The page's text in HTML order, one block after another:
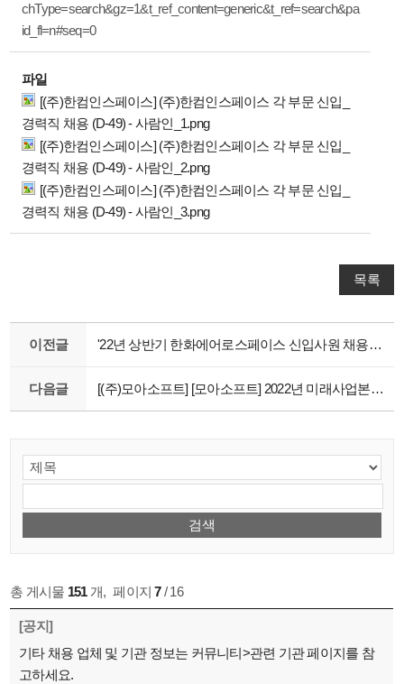
chType=search&gz=1&t_ref_content=generic&t_ref=search&pa
id_fl=n#seq=0
파일
[(주)한컴인스페이스] (주)한컴인스페이스 각 부문 신입_
경력직 채용 (D-49) - 사람인_1.png
[(주)한컴인스페이스] (주)한컴인스페이스 각 부문 신입_
경력직 채용 (D-49) - 사람인_2.png
[(주)한컴인스페이스] (주)한컴인스페이스 각 부문 신입_
경력직 채용 (D-49) - 사람인_3.png
목록
이전글 '22년 상반기 한화에어로스페이스 신입사원 채용(~02.21)
다음글 [(주)모아소프트] [모아소프트] 2022년 미래사업본부 채용공고 (채용시 마감)
총 게시물 151개, 페이지7/ 16
[공지]
기타 채용 업체 및 기관 정보는 커뮤니티>관련 기관 페이지를 참
고하세요.